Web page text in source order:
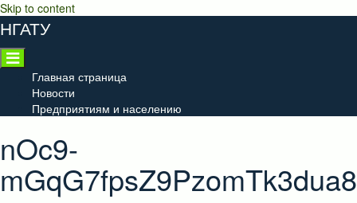
Skip to content
НГАТУ
Главная страница
Новости
Предприятиям и населению
nOc9-